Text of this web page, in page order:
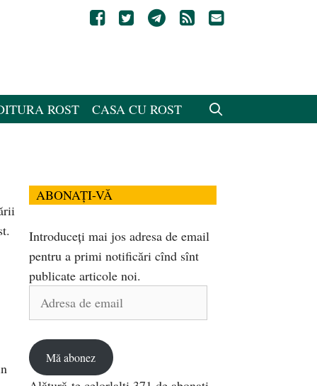
ROST CASA CU ROST
ABONAȚI-VĂ
Introduceți mai jos adresa de email
pentru a primi notificări cînd sînt
publicate articole noi.
Adresa
Mă abonez